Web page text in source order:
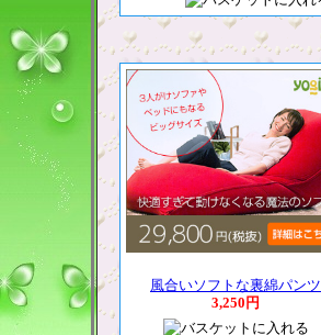
風合いソフトな裏綿パンツ
3,250円